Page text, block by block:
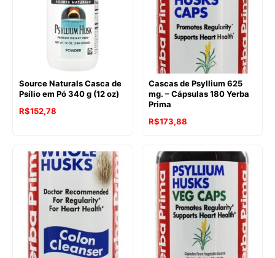
Source Naturals Casca de
Psílio em Pó 340 g (12 oz)
R$152,78
Cascas de Psyllium 625
mg. – Cápsulas 180 Yerba
Prima
O
original
era:
R$227,30.
R$173,88
atual
é:
R$173,88.